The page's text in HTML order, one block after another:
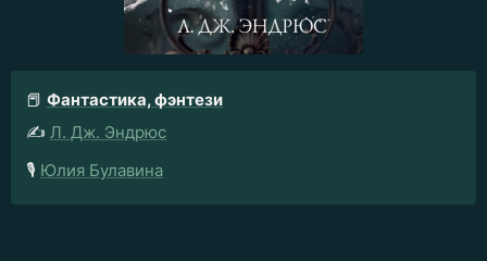
📕 Фантастика, фэнтези
✍️ Л. Дж. Эндрюс
🎙️ Юлия Булавина